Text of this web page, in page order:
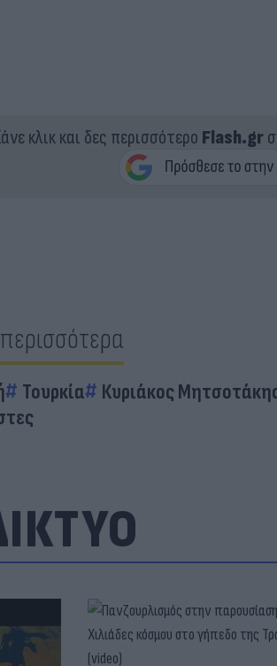
κλικ και δες περισσότερο Flash.gr
Τουρκία Κυριάκος